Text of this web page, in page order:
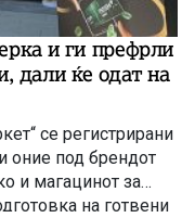
и ги префрли
дали ќе одат на
се регистрирани
оние под брендот
и магацинот за
на готвени